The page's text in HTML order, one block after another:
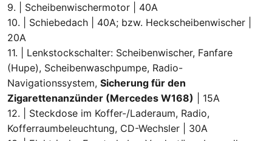
9. | Scheibenwischermotor | 40A
10. | Schiebedach | 40A; bzw. Heckscheibenwischer |
20A
11. | Lenkstockschalter: Scheibenwischer, Fanfare
(Hupe), Scheibenwaschpumpe, Radio-
Navigationssystem, Sicherung für den
Zigarettenanzünder (Mercedes W168) | 15A
12. | Steckdose im Koffer-/Laderaum, Radio,
Kofferraumbeleuchtung, CD-Wechsler | 30A